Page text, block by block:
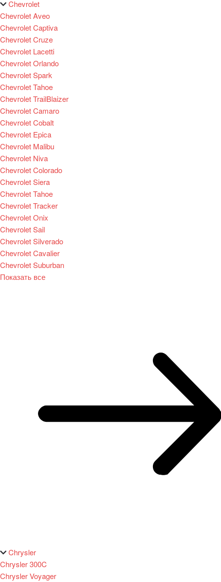
Chevrolet
Chevrolet Aveo
Chevrolet Captiva
Chevrolet Cruze
Chevrolet Lacetti
Chevrolet Orlando
Chevrolet Spark
Chevrolet Tahoe
Chevrolet TrailBlaizer
Chevrolet Camaro
Chevrolet Cobalt
Chevrolet Epica
Chevrolet Malibu
Chevrolet Niva
Chevrolet Colorado
Chevrolet Siera
Chevrolet Tahoe
Chevrolet Tracker
Chevrolet Onix
Chevrolet Sail
Chevrolet Silverado
Chevrolet Cavalier
Chevrolet Suburban
Показать все
Chrysler
Chrysler 300C
Chrysler Voyager